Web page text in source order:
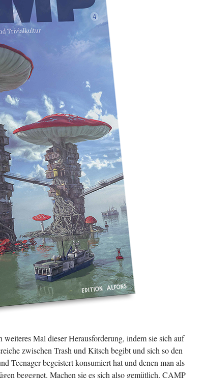
Mal dieser Herausforderung, indem sie sich auf
zwischen Trash und Kitsch begibt und sich so den
Teenager begeistert konsumiert hat und denen man als
begegnet. Machen sie es sich also gemütlich, CAMP